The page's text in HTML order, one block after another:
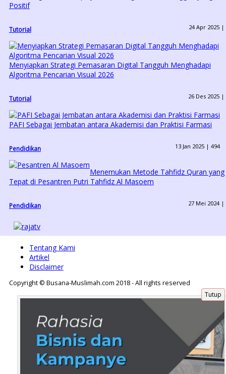
Positif
Tutorial 24 Apr 2025 |
Menyiapkan Strategi Pemasaran Digital Tangguh Menghadapi
Algoritma Pencarian Visual 2026
Tutorial 26 Des 2025 |
PAFI Sebagai Jembatan antara Akademisi dan Praktisi Farmasi
Pendidikan 13 Jan 2025 | 494
Menemukan Metode Tahfidz Quran yang
Tepat di Pesantren Putri Tahfidz Al Masoem
Pendidikan 27 Mei 2024 |
Tentang Kami
Artikel
Disclaimer
Copyright © Busana-Muslimah.com 2018 - All rights reserved
Tutup